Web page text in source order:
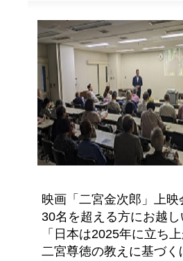
映画「二宮金次郎」上
30名を超える方にお越
「日本は2025年に立ち
二宮尊徳の教えに基づ